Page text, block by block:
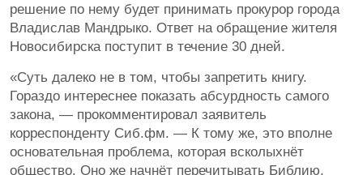
решение по нему будет принимать прокурор города
Владислав Мандрыко. Ответ на обращение жителя
Новосибирска поступит в течение 30 дней.
«Суть далеко не в том, чтобы запретить книгу.
Гораздо интереснее показать абсурдность самого
закона, — прокомментировал заявитель
корреспонденту Сиб.фм. — К тому же, это вполне
основательная проблема, которая всколыхнёт
общество. Оно же начнёт перечитывать Библию,